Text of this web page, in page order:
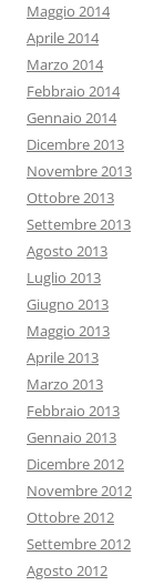
Maggio 2014
Aprile 2014
Marzo 2014
Febbraio 2014
Gennaio 2014
Dicembre 2013
Novembre 2013
Ottobre 2013
Settembre 2013
Agosto 2013
Luglio 2013
Giugno 2013
Maggio 2013
Aprile 2013
Marzo 2013
Febbraio 2013
Gennaio 2013
Dicembre 2012
Novembre 2012
Ottobre 2012
Settembre 2012
Agosto 2012